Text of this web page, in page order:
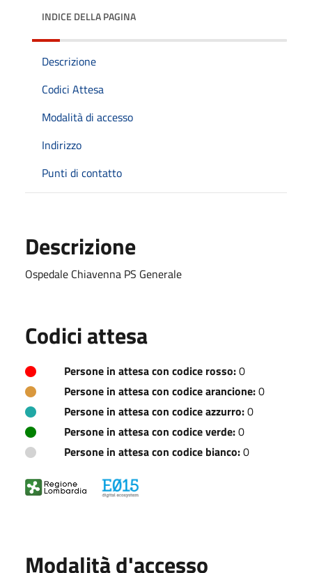
INDICE DELLA PAGINA
Descrizione
Codici Attesa
Modalità di accesso
Indirizzo
Punti di contatto
Descrizione
Ospedale Chiavenna PS Generale
Codici attesa
Persone in attesa con codice rosso:0
Persone in attesa con codice arancione:0
Persone in attesa con codice azzurro:0
Persone in attesa con codice verde:0
Persone in attesa con codice bianco:0
Modalità d'accesso